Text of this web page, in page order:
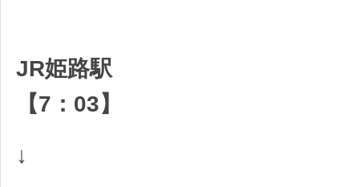
JR姫路駅
【7：03】
↓